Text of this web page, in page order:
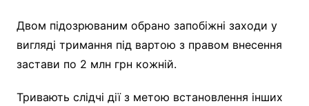
Двом підозрюваним обрано запобіжні заходи у
вигляді тримання під вартою з правом внесення
застави по 2 млн грн кожній.
Тривають слідчі дії з метою встановлення інших